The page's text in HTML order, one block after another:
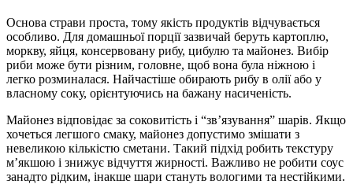
Основа страви проста, тому якість продуктів відчувається
особливо. Для домашньої порції зазвичай беруть картоплю,
моркву, яйця, консервовану рибу, цибулю та майонез. Вибір
риби може бути різним, головне, щоб вона була ніжною і
легко розминалася. Найчастіше обирають рибу в олії або у
власному соку, орієнтуючись на бажану насиченість.
Майонез відповідає за соковитість і “зв’язування” шарів. Якщо
хочеться легшого смаку, майонез допустимо змішати з
невеликою кількістю сметани. Такий підхід робить текстуру
м’якшою і знижує відчуття жирності. Важливо не робити соус
занадто рідким, інакше шари стануть вологими та нестійкими.